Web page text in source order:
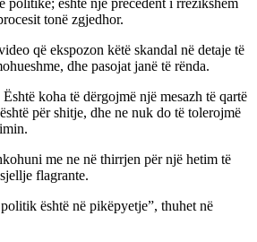
tonë zgjedhor.
që ekspozon këtë skandal në detaje të
dhe pasojat janë të rënda.
koha të dërgojmë një mesazh të qartë
për shitje, dhe ne nuk do të tolerojmë
me ne në thirrjen për një hetim të
flagrante.
është në pikëpyetje”, thuhet në